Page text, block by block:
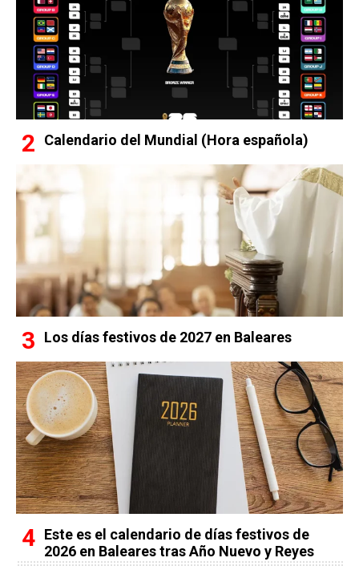
Calendario del Mundial (Hora española)
Los días festivos de 2027 en Baleares
Este es el calendario de días festivos de
2026 en Baleares tras Año Nuevo y Reyes